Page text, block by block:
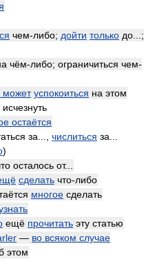
чем-либо; дойти только до...;
чём-либо; ограничиться чем-
может успокоиться на этом
остаётся
за..., числиться за...
)
осталось от...
сделать что-либо
многое сделать
ещё прочитать эту статью
— во всяком случае
этом